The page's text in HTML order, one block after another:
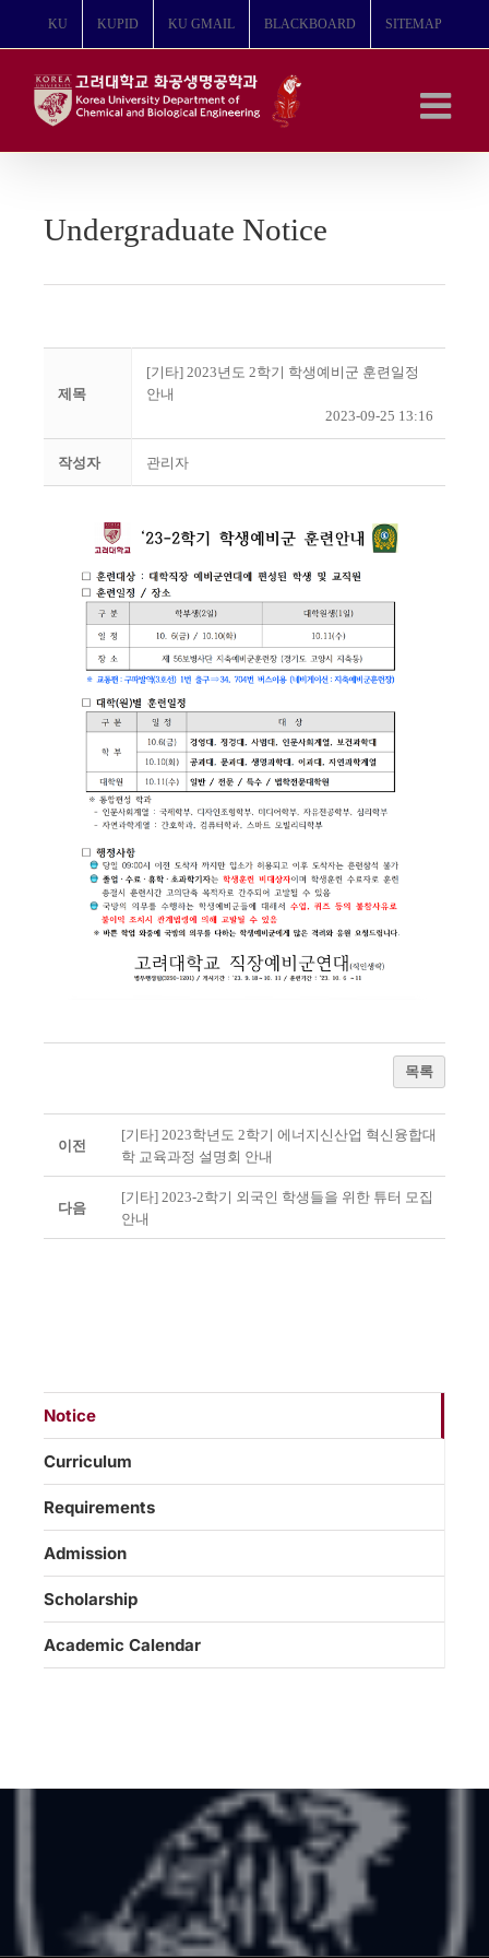
뛰
KU KUPID KU GMAIL BLACKBOARD SITEMAP
Undergraduate Notice
제목
[기타] 2023년도 2학기 학생예비군 훈련일정
안내
2023-09-25 13:16
작성자 관리자
목록
이전
[기타] 2023학년도 2학기 에너지신산업 혁신융합대
학 교육과정 설명회 안내
다음
[기타] 2023-2학기 외국인 학생들을 위한 튜터 모집
안내
Notice
Curriculum
Requirements
Admission
Scholarship
Academic Calendar